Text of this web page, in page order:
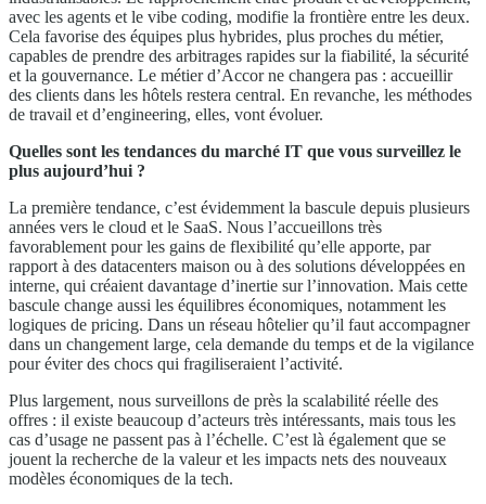
avec les agents et le vibe coding, modifie la frontière entre les deux.
Cela favorise des équipes plus hybrides, plus proches du métier,
capables de prendre des arbitrages rapides sur la fiabilité, la sécurité
et la gouvernance. Le métier d’Accor ne changera pas : accueillir
des clients dans les hôtels restera central. En revanche, les méthodes
de travail et d’engineering, elles, vont évoluer.
Quelles sont les tendances du marché IT que vous surveillez le
plus aujourd’hui ?
La première tendance, c’est évidemment la bascule depuis plusieurs
années vers le cloud et le SaaS. Nous l’accueillons très
favorablement pour les gains de flexibilité qu’elle apporte, par
rapport à des datacenters maison ou à des solutions développées en
interne, qui créaient davantage d’inertie sur l’innovation. Mais cette
bascule change aussi les équilibres économiques, notamment les
logiques de pricing. Dans un réseau hôtelier qu’il faut accompagner
dans un changement large, cela demande du temps et de la vigilance
pour éviter des chocs qui fragiliseraient l’activité.
Plus largement, nous surveillons de près la scalabilité réelle des
offres : il existe beaucoup d’acteurs très intéressants, mais tous les
cas d’usage ne passent pas à l’échelle. C’est là également que se
jouent la recherche de la valeur et les impacts nets des nouveaux
modèles économiques de la tech.